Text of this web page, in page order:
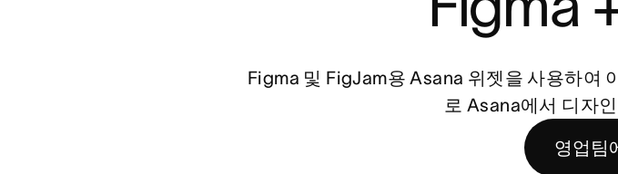
Figma 및 FigJam용 Asana 위젯을 사용하여
로 Asana에서 디자
영업팀